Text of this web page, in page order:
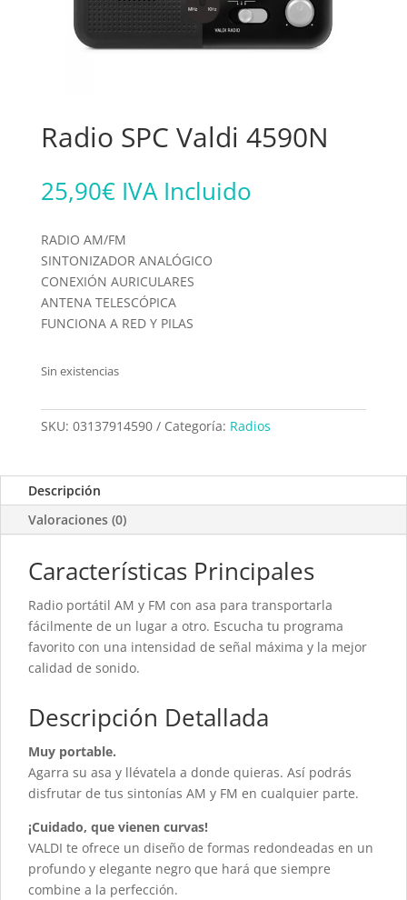
Radio SPC Valdi 4590N
25,90€ IVA Incluido
RADIO AM/FM
SINTONIZADOR ANALÓGICO
CONEXIÓN AURICULARES
ANTENA TELESCÓPICA
FUNCIONA A RED Y PILAS
Sin existencias
SKU: 03137914590 Categoría: Radios
Descripción
Valoraciones (0)
Características Principales
Radio portátil AM y FM con asa para transportarla
fácilmente de un lugar a otro. Escucha tu programa
favorito con una intensidad de señal máxima y la mejor
calidad de sonido.
Descripción Detallada
Muy portable.
Agarra su asa y llévatela a donde quieras. Así podrás
disfrutar de tus sintonías AM y FM en cualquier parte.
¡Cuidado, que vienen curvas!
VALDI te ofrece un diseño de formas redondeadas en un
profundo y elegante negro que hará que siempre
combine a la perfección.